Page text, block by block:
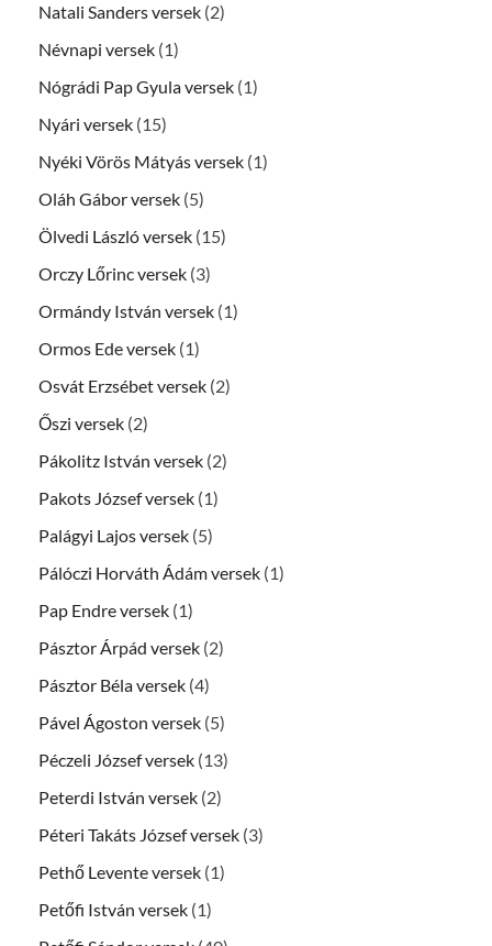
Natali Sanders versek (2)
Névnapi versek (1)
Nógrádi Pap Gyula versek (1)
Nyári versek (15)
Nyéki Vörös Mátyás versek (1)
Oláh Gábor versek (5)
Ölvedi László versek (15)
Orczy Lőrinc versek (3)
Ormándy István versek (1)
Ormos Ede versek (1)
Osvát Erzsébet versek (2)
Őszi versek (2)
Pákolitz István versek (2)
Pakots József versek (1)
Palágyi Lajos versek (5)
Pálóczi Horváth Ádám versek (1)
Pap Endre versek (1)
Pásztor Árpád versek (2)
Pásztor Béla versek (4)
Pável Ágoston versek (5)
Péczeli József versek (13)
Peterdi István versek (2)
Péteri Takáts József versek (3)
Pethő Levente versek (1)
Petőfi István versek (1)